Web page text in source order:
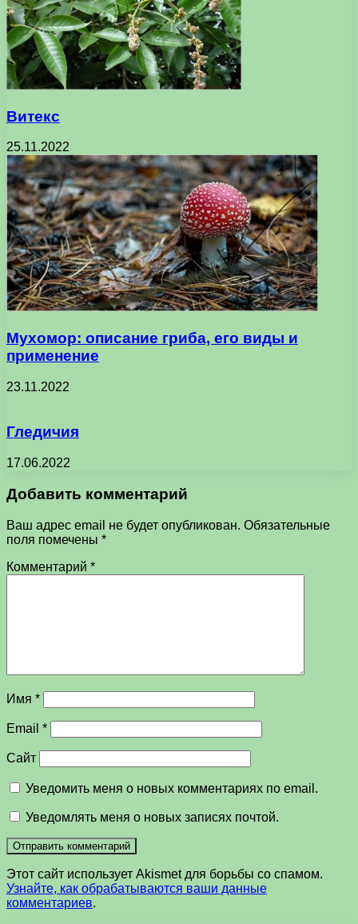
Витекс
25.11.2022
Мухомор: описание гриба, его виды и
применение
23.11.2022
Гледичия
17.06.2022
Добавить комментарий
Ваш адрес email не будет опубликован. Обязательные
поля помечены *
Комментарий *
Имя *
Email *
Сайт
Уведомить меня о новых комментариях по email.
Уведомлять меня о новых записях почтой.
Этот сайт использует Akismet для борьбы со спамом.
Узнайте, как обрабатываются ваши данные
комментариев.